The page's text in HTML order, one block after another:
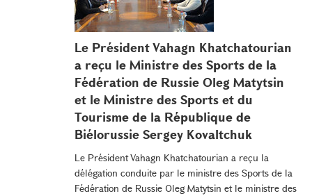
Le Président Vahagn Khatchatourian
a reçu le Ministre des Sports de la
Fédération de Russie Oleg Matytsin
et le Ministre des Sports et du
Tourisme de la République de
Biélorussie Sergey Kovaltchuk
Le Président Vahagn Khatchatourian a reçu la
délégation conduite par le ministre des Sports de la
Fédération de Russie Oleg Matytsin et le ministre des